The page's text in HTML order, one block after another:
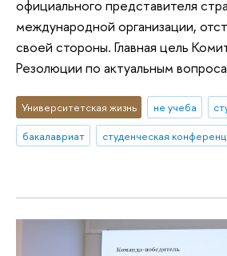
официального представителя
международной организации,
своей стороны. Главная цель
Резолюции по актуальным
Университетская жизнь не учеба
бакалавриат
студенческая